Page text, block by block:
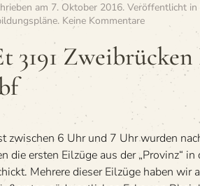
am 7. Oktober 2016. Veröffentlicht in
. Keine Kommentarezu
3191
Zwei­
brü­
Heidelberg
Hbf
3191
zwi­schen 6 Uhr und 7 Uhr wur­den
die ers­ten Eil­züge aus der „Pro­vinz“
Meh­rere die­ser Eil­züge haben